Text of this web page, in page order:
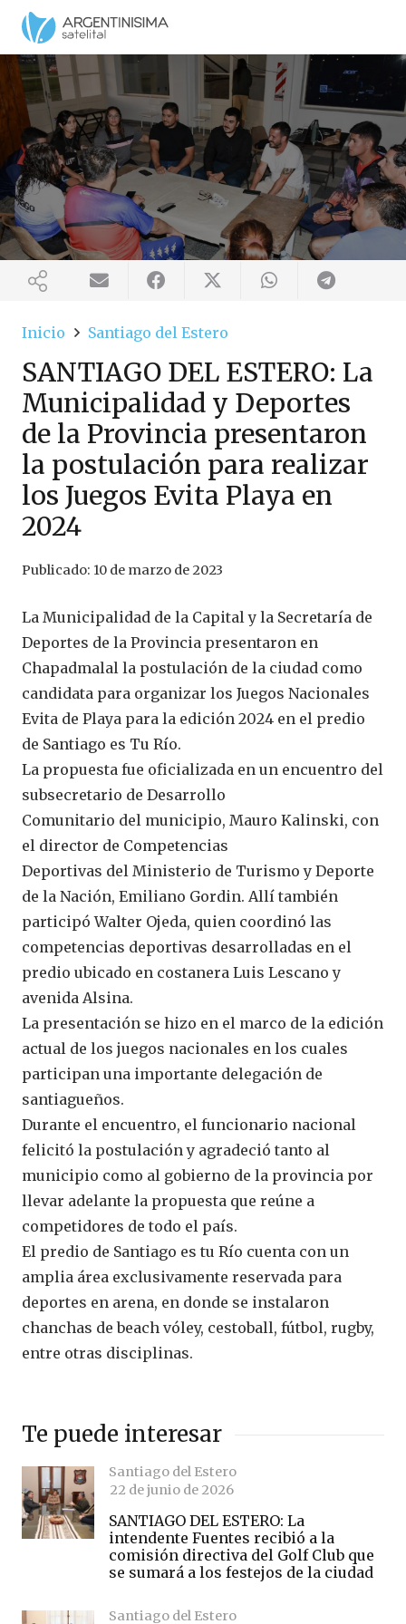
Inicio Santiago del Estero
SANTIAGO DEL ESTERO: La
Municipalidad y Deportes
de la Provincia presentaron
la postulación para realizar
los Juegos Evita Playa en
2024
Publicado: 10 de marzo de 2023
La Municipalidad de la Capital y la Secretaría de
Deportes de la Provincia presentaron en
Chapadmalal la postulación de la ciudad como
candidata para organizar los Juegos Nacionales
Evita de Playa para la edición 2024 en el predio
de Santiago es Tu Río.
La propuesta fue oficializada en un encuentro del
subsecretario de Desarrollo
Comunitario del municipio, Mauro Kalinski, con
el director de Competencias
Deportivas del Ministerio de Turismo y Deporte
de la Nación, Emiliano Gordin. Allí también
participó Walter Ojeda, quien coordinó las
competencias deportivas desarrolladas en el
predio ubicado en costanera Luis Lescano y
avenida Alsina.
La presentación se hizo en el marco de la edición
actual de los juegos nacionales en los cuales
participan una importante delegación de
santiagueños.
Durante el encuentro, el funcionario nacional
felicitó la postulación y agradeció tanto al
municipio como al gobierno de la provincia por
llevar adelante la propuesta que reúne a
competidores de todo el país.
El predio de Santiago es tu Río cuenta con un
amplia área exclusivamente reservada para
deportes en arena, en donde se instalaron
chanchas de beach vóley, cestoball, fútbol, rugby,
entre otras disciplinas.
Te puede interesar
Santiago del Estero
22 de junio de 2026
SANTIAGO DEL ESTERO: La
intendente Fuentes recibió a la
comisión directiva del Golf Club que
se sumará a los festejos de la ciudad
Santiago del Estero